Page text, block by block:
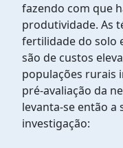
fazendo com que
produtividade. As
fertilidade do solo
são de custos
populações rurais
pré-avaliação da
levanta-se então a
investigação: